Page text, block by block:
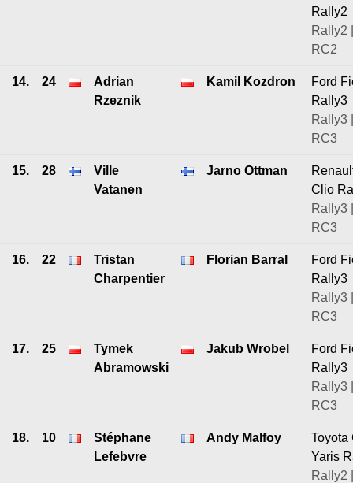
Rally2
Rally2 |
RC2
14. 24
Adrian
Rzeznik
Kamil Kozdron
Ford
Rally3
Rally3 |
RC3
15. 28
Ville
Vatanen
Jarno Ottman
Clio
Rally3 |
RC3
16. 22
Tristan
Charpentier
Florian Barral
Ford
Rally3
Rally3 |
RC3
17. 25
Tymek
Abramowski
Jakub Wrobel
Ford
Rally3
Rally3 |
RC3
18. 10
Stéphane
Lefebvre
Andy Malfoy
Toyota
Yaris
Rally2 |